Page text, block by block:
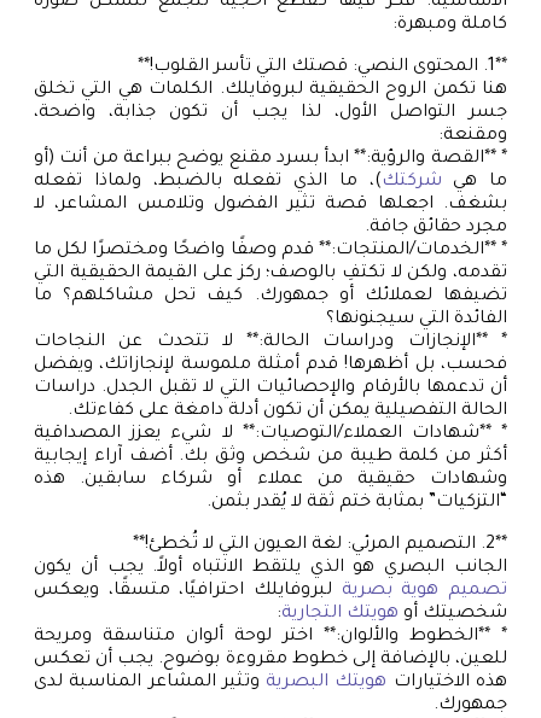
كاملة ومبهرة:
**1. المحتوى النصي: قصتك التي تأسر القلوب!**
هنا تكمن الروح الحقيقية لبروفايلك. الكلمات هي التي تخلق
جسر التواصل الأول، لذا يجب أن تكون جذابة، واضحة،
ومقنعة:
* **القصة والرؤية:** ابدأ بسرد مقنع يوضح ببراعة من أنت (أو
ما هي شركتك)، ما الذي تفعله بالضبط، ولماذا تفعله
بشغف. اجعلها قصة تثير الفضول وتلامس المشاعر، لا
مجرد حقائق جافة.
* **الخدمات/المنتجات:** قدم وصفًا واضحًا ومختصرًا لكل ما
تقدمه، ولكن لا تكتفِ بالوصف؛ ركز على القيمة الحقيقية التي
تضيفها لعملائك أو جمهورك. كيف تحل مشاكلهم؟ ما
الفائدة التي سيجنونها؟
* **الإنجازات ودراسات الحالة:** لا تتحدث عن النجاحات
فحسب، بل أظهرها! قدم أمثلة ملموسة لإنجازاتك، ويفضل
أن تدعمها بالأرقام والإحصائيات التي لا تقبل الجدل. دراسات
الحالة التفصيلية يمكن أن تكون أدلة دامغة على كفاءتك.
* **شهادات العملاء/التوصيات:** لا شيء يعزز المصداقية
أكثر من كلمة طيبة من شخص وثق بك. أضف آراء إيجابية
وشهادات حقيقية من عملاء أو شركاء سابقين. هذه
“التزكيات” بمثابة ختم ثقة لا يُقدر بثمن.
**2. التصميم المرئي: لغة العيون التي لا تُخطئ!**
الجانب البصري هو الذي يلتقط الانتباه أولاً. يجب أن يكون
تصميم هوية بصرية لبروفايلك احترافيًا، متسقًا، ويعكس
شخصيتك أو هويتك التجارية:
* **الخطوط والألوان:** اختر لوحة ألوان متناسقة ومريحة
للعين، بالإضافة إلى خطوط مقروءة بوضوح. يجب أن تعكس
هذه الاختيارات هويتك البصرية وتثير المشاعر المناسبة لدى
جمهورك.